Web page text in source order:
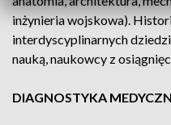
inżynieria wojskowa).
interdyscyplinarnych
nauką, naukowcy z
DIAGNOSTYKA